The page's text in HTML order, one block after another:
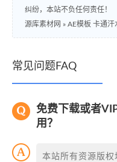
纠纷，本站不负任何责任！
源库素材网 » AE模板 卡通
常见问题FAQ
免费下载或者
用？
本站所有资源版